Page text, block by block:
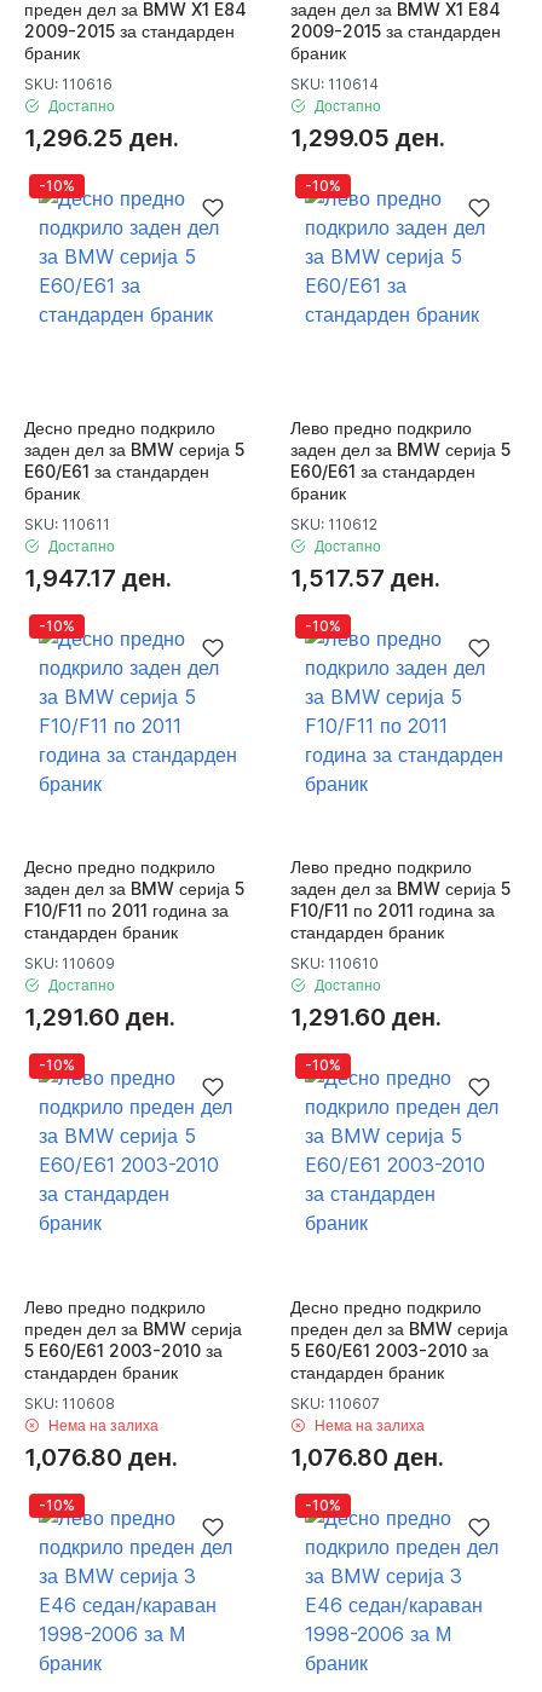
преден дел за BMW X1 E84
2009-2015 за стандарден
браник
SKU: 110616
Достапно
1,296.25 ден.
заден дел за BMW X1 E84
2009-2015 за стандарден
браник
SKU: 110614
Достапно
1,299.05 ден.
-10%
Десно предно подкрило
заден дел за BMW серија 5
E60/E61 за стандарден
браник
SKU: 110611
Достапно
1,947.17 ден.
-10%
Лево предно подкрило
заден дел за BMW серија 5
E60/E61 за стандарден
браник
SKU: 110612
Достапно
1,517.57 ден.
-10%
Десно предно подкрило
заден дел за BMW серија 5
F10/F11 по 2011 година за
стандарден браник
SKU: 110609
Достапно
1,291.60 ден.
-10%
Лево предно подкрило
заден дел за BMW серија 5
F10/F11 по 2011 година за
стандарден браник
SKU: 110610
Достапно
1,291.60 ден.
-10%
Лево предно подкрило
преден дел за BMW серија
5 E60/E61 2003-2010 за
стандарден браник
SKU: 110608
Нема на залиха
1,076.80 ден.
-10%
Десно предно подкрило
преден дел за BMW серија
5 E60/E61 2003-2010 за
стандарден браник
SKU: 110607
Нема на залиха
1,076.80 ден.
-10% -10%